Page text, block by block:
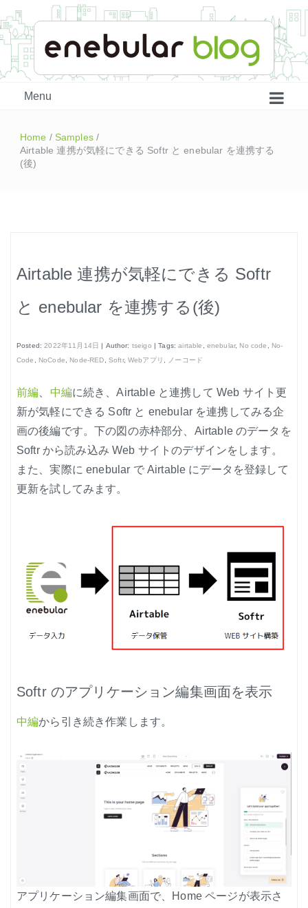
enebular 公式 技術ブログ
Menu
はじめよう、enebular (2)
はじめよう、enebular (3)
はじめよう、enebular (5)
ノーコードで地図アプリ制作を体験
ノンコーディングで機械学習を体験
エージェント実行環境
プライベートノード
Home / Samples /
Airtable 連携が気軽にできる Softr と enebular を連携する
(後)
Airtable 連携が気軽にできる Softr
と enebular を連携する(後)
Posted:2022年11月14日 | Author: tseigo | Tags:airtable , enebular, No code , No-
Code , NoCode, Node-RED, Softr,Webアプリ , ノーコード
前編 中編に続き、Airtable と連携して Web サイト更
新が気軽にできる Softr と enebular を連携してみる企
画の後編です。下の図の赤枠部分、Airtable のデータを
Softr から読み込み Web サイトのデザインをします。
また、実際に enebular で Airtable にデータを登録して
更新を試してみます。
Softr のアプリケーション編集画面を表示
中編から引き続き作業します。
アプリケーション編集画面で、Home ページが表示さ